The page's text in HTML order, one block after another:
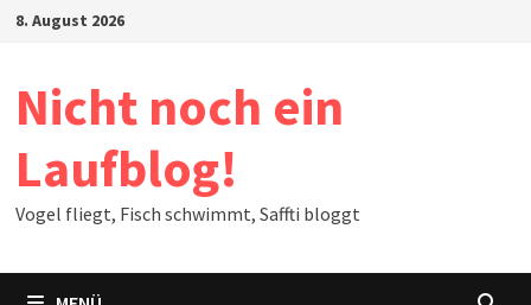
Zum8. August 2026
Nicht noch ein
Laufblog!
Vogel fliegt, Fisch schwimmt, Saffti bloggt